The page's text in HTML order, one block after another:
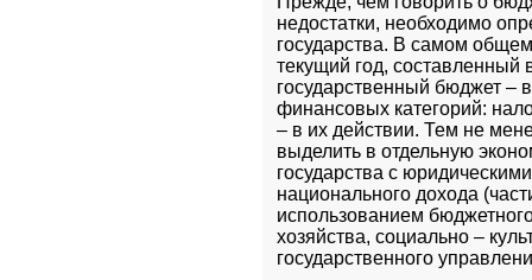
недостатки, необходимо
государства. В самом
текущий год,
государственный бюджет –
финансовых категорий:
– в их действии. Тем не
выделить в отдельную
государства с
национального дохода
использованием
хозяйства, социально –
государственного